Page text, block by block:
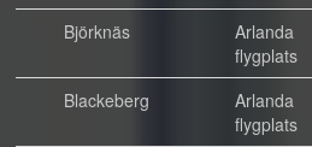
Björknäs
Arlanda
flygplats
Blackeberg
Arlanda
flygplats